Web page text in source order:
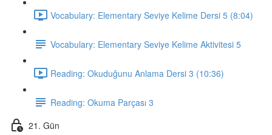
Vocabulary: Elementary Seviye Kelime Dersi 5 (8:04)
Vocabulary: Elementary Seviye Kelime Aktivitesi 5
Reading: Okuduğunu Anlama Dersi 3 (10:36)
Reading: Okuma Parçası 3
21. Gün